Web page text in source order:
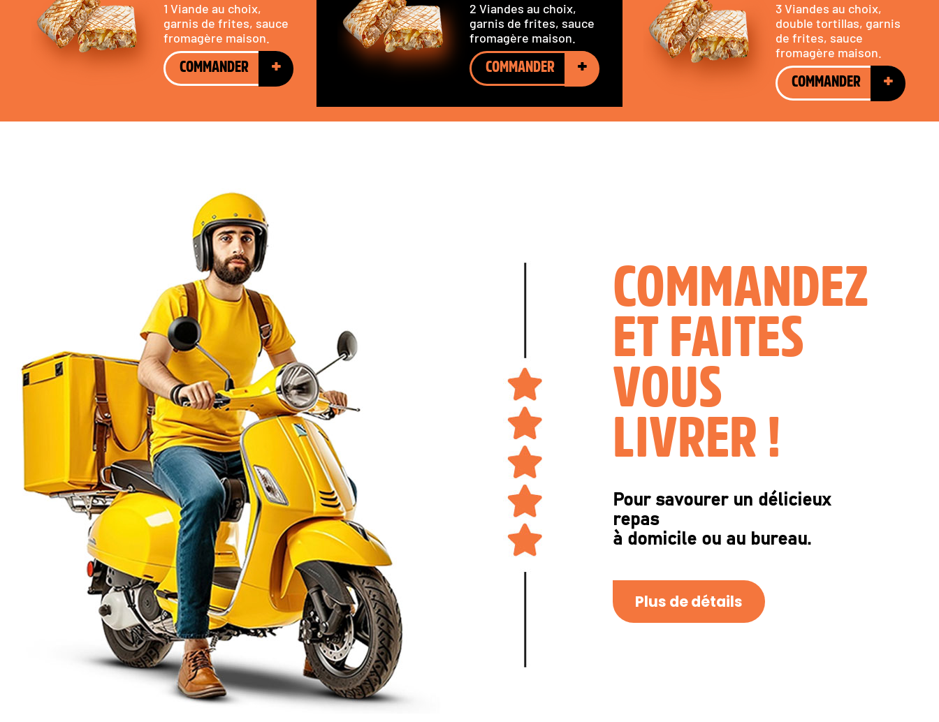
1 Viande au choix,
garnis de frites, sauce
fromagère maison.
COMMANDER
+
2 Viandes au choix,
garnis de frites, sauce
fromagère maison.
COMMANDER
+
3 Viandes au choix,
double tortillas, garnis
de frites, sauce
fromagère maison.
COMMANDER
+
COMMANDEZ
ET FAITES
VOUS
LIVRER !
Pour savourer un délicieux
repas
à domicile ou au bureau.
Plus de détails